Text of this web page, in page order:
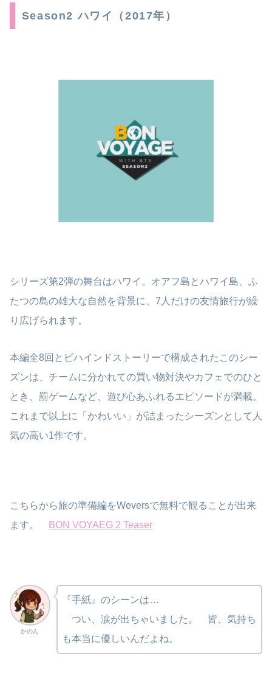
Season2 ハワイ（2017年）
シリーズ第2弾の舞台はハワイ。オアフ島とハワイ島、ふ
たつの島の雄大な自然を背景に、7人だけの友情旅行が繰
り広げられます。
本編全8回とビハインドストーリーで構成されたこのシー
ズンは、チームに分かれての買い物対決やカフェでのひと
とき、罰ゲームなど、遊び心あふれるエピソードが満載。
これまで以上に「かわいい」が詰まったシーズンとして人
気の高い1作です。
こちらから旅の準備編をWeversで無料で観ることが出来
ます。
BON VOYAEG 2 Teaser
かのん
『手紙』のシーンは…
つい、涙が出ちゃいました。 皆、気持ち
も本当に優しいんだよね。